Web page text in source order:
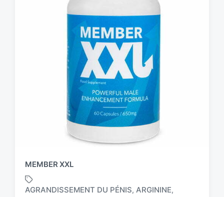
MEMBER XXL
AGRANDISSEMENT DU PÉNIS, ARGININE,